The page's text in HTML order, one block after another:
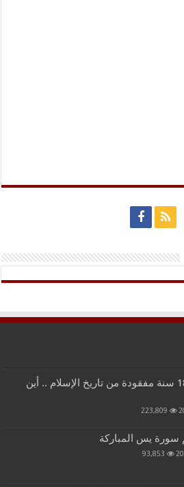
اكثر من 183 سنة مفقودة من تاريخ الإسلام .. أين
223,809
سورة يس المباركة
93,853